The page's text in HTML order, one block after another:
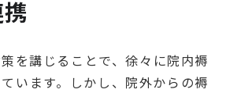
を講じることで、徐々に院内褥
います。しかし、院外からの褥